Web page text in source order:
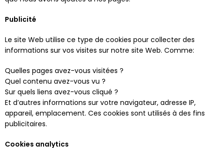
Publicité
Le site Web utilise ce type de cookies pour collecter des
informations sur vos visites sur notre site Web. Comme:
Quelles pages avez-vous visitées ?
Quel contenu avez-vous vu ?
Sur quels liens avez-vous cliqué ?
Et d’autres informations sur votre navigateur, adresse IP,
appareil, emplacement. Ces cookies sont utilisés à des fins
publicitaires.
Cookies analytics